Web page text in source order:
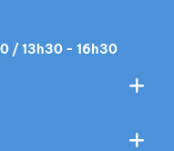
/ 13h30 - 16h30